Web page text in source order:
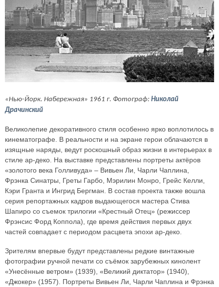
«Нью-Йорк. Набережная» 1961 г. Фотограф: Николай
Драчинский
Великолепие декоративного стиля особенно ярко воплотилось в
кинематографе. В реальности и на экране герои облачаются в
изящные наряды, ведут роскошный образ жизни в интерьерах в
стиле ар-деко. На выставке представлены портреты актёров
«золотого века Голливуда» – Вивьен Ли, Чарли Чаплина,
Фрэнка Синатры, Греты Гарбо, Мэрилин Монро, Грейс Келли,
Кэри Гранта и Ингрид Бергман. В состав проекта также вошла
серия репортажных кадров выдающегося мастера Стива
Шапиро со съемок трилогии «Крестный Отец» (режиссер
Фрэнсис Форд Коппола), где время действия первых двух
частей совпадает с периодом расцвета эпохи ар-деко.
Зрителям впервые будут представлены редкие винтажные
фотографии ручной печати со съёмок зарубежных кинолент
«Унесённые ветром» (1939), «Великий диктатор» (1940),
«Джокер» (1957). Портреты Вивьен Ли, Чарли Чаплина и Фрэнка